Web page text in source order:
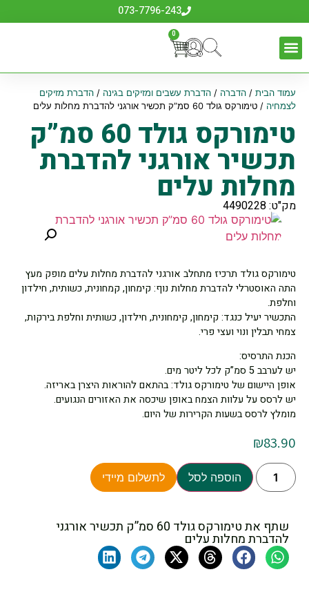
073-7796-243
0
עמוד הבית/ הדברה / הדברת עשבים ומזיקים בגינה / הדברת מזיקים
לצמחיה / טימורקס גולד 60 סמ”ק תכשיר אורגני להדברת מחלות עלים
טימורקס גולד 60 סמ”ק
תכשיר אורגני להדברת
מחלות עלים
מק"ט: 4490228
טימורקס גולד תרכיז מתחלב אורגני להדברת מחלות עלים מופק מעץ
התה האוסטרלי להדברת מחלות נוף: קימחון, קמחונית, כשותית, חילדון
וחלפת.
התכשיר יעיל כנגד: קימחון, קימחונית, חילדון, כשותית וחלפת בירקות,
צמחי תבלין ונוי ועצי פרי.
הכנת התרסיס:
יש לערבב 5 סמ”ק לכל ליטר מים.
אופן היישום של טימורקס גולד: בהתאם להוראות היצרן באריזה.
יש לרסס על עלוות הצמח באופן שיכסה את האזורים הנגועים.
מומלץ לרסס בשעות הקרירות של היום.
₪83.90
הוספה לסל לתשלום מיידי
שתף את טימורקס גולד 60 סמ”ק תכשיר אורגני
להדברת מחלות עלים